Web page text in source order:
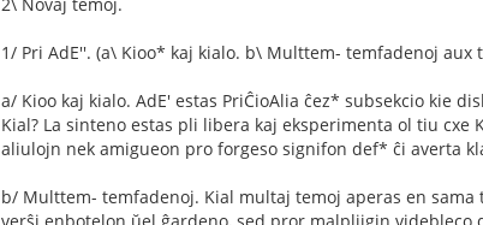
1/ Pri AdE''. (a\ Kioo* kaj kialo. b\ Multtem- temfadenoj aux
a/ Kioo kaj kialo. AdE' estas PriĈioAlia ĉez* subsekcio kie
Kial? La sinteno estas pli libera kaj eksperimenta ol tiu
aliulojn nek amigueon pro forgeso signifon def* ĉi averta
b/ Multtem- temfadenoj. Kial multaj temoj aperas en